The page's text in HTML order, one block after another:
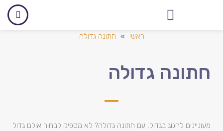
ראשי » חתונה גדולה
חתונה גדולה
מעוניינים לחגוג בגדול, עם חתונה גדולה? לא מספיק לבחור אולם גדול